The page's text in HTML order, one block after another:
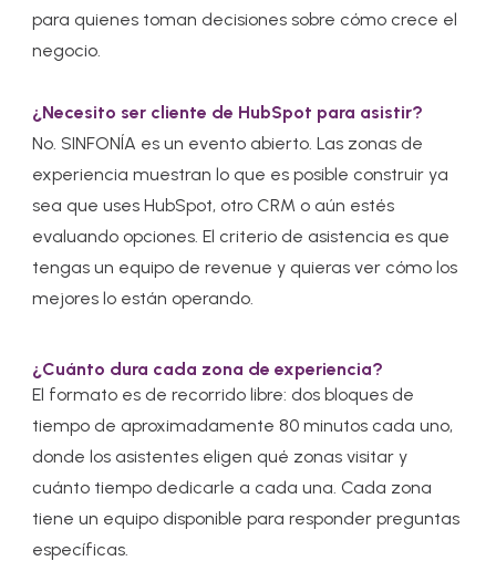
para quienes toman decisiones sobre cómo crece el
negocio.
¿Necesito ser cliente de HubSpot para asistir?
No. SINFONÍA es un evento abierto. Las zonas de
experiencia muestran lo que es posible construir ya
sea que uses HubSpot, otro CRM o aún estés
evaluando opciones. El criterio de asistencia es que
tengas un equipo de revenue y quieras ver cómo los
mejores lo están operando.
¿Cuánto dura cada zona de experiencia?
El formato es de recorrido libre: dos bloques de
tiempo de aproximadamente 80 minutos cada uno,
donde los asistentes eligen qué zonas visitar y
cuánto tiempo dedicarle a cada una. Cada zona
tiene un equipo disponible para responder preguntas
específicas.